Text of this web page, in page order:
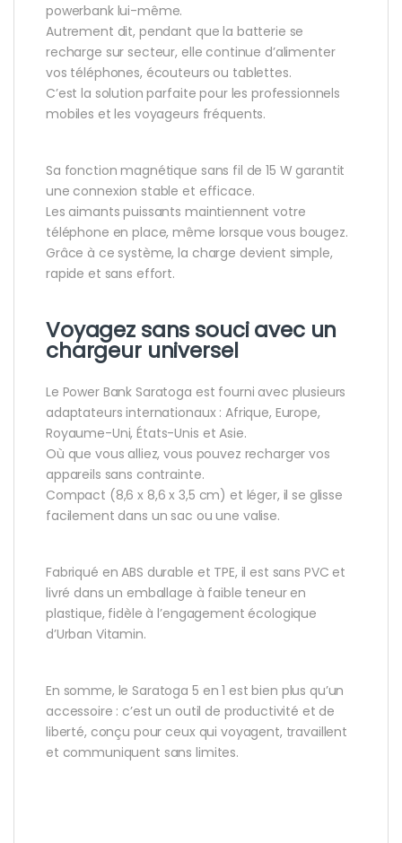
powerbank lui-même.
Autrement dit, pendant que la batterie se
recharge sur secteur, elle continue d’alimenter
vos téléphones, écouteurs ou tablettes.
C’est la solution parfaite pour les professionnels
mobiles et les voyageurs fréquents.
Sa fonction magnétique sans fil de 15 W garantit
une connexion stable et efficace.
Les aimants puissants maintiennent votre
téléphone en place, même lorsque vous bougez.
Grâce à ce système, la charge devient simple,
rapide et sans effort.
Voyagez sans souci avec un
chargeur universel
Le Power Bank Saratoga est fourni avec plusieurs
adaptateurs internationaux : Afrique, Europe,
Royaume-Uni, États-Unis et Asie.
Où que vous alliez, vous pouvez recharger vos
appareils sans contrainte.
Compact (8,6 x 8,6 x 3,5 cm) et léger, il se glisse
facilement dans un sac ou une valise.
Fabriqué en ABS durable et TPE, il est sans PVC et
livré dans un emballage à faible teneur en
plastique, fidèle à l’engagement écologique
d’Urban Vitamin.
En somme, le Saratoga 5 en 1 est bien plus qu’un
accessoire : c’est un outil de productivité et de
liberté, conçu pour ceux qui voyagent, travaillent
et communiquent sans limites.